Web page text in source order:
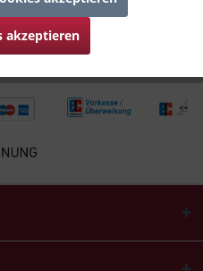
akzeptieren